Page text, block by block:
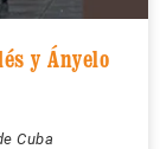
y Ányelo
Cuba